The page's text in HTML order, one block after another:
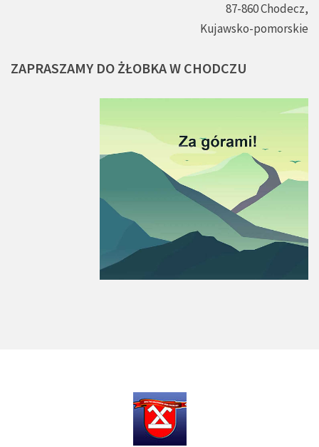
87-860 Chodecz,
Kujawsko-pomorskie
ZAPRASZAMY DOŻŁOBKAW CHODCZU